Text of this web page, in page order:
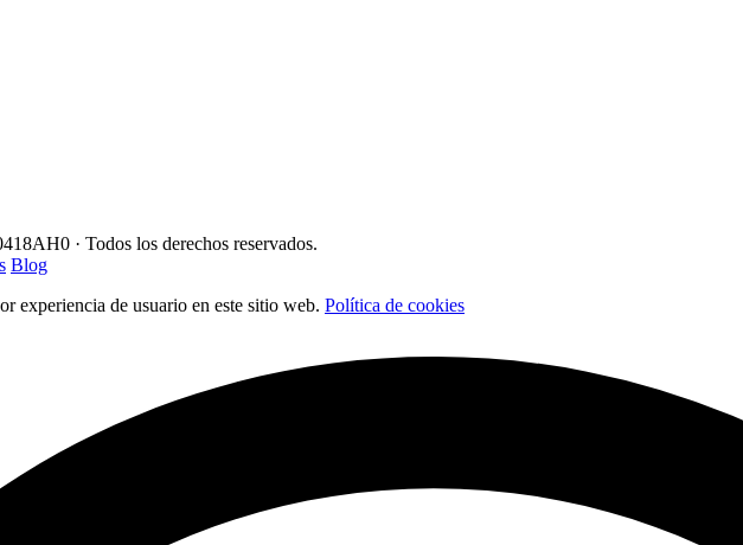
· Todos los derechos reservados.
Blog
experiencia de usuario en este sitio web. Política de cookies